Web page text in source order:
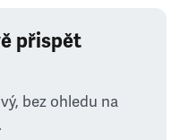
přispět
bez ohledu na